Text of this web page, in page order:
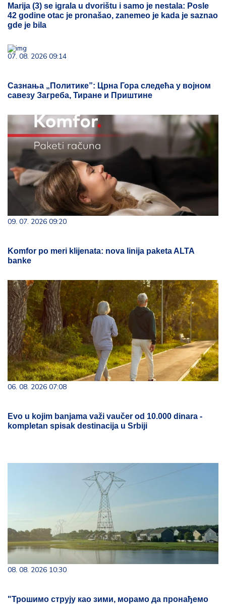
Marija (3) se igrala u dvorištu i samo je nestala: Posle
42 godine otac je pronašao, zanemeo je kada je saznao
gde je bila
07. 08. 2026 09:14
Сазнања „Политике”: Црна Гора следећа у војном
савезу Загреба, Тиране и Приштине
09. 07. 2026 09:20
Komfor po meri klijenata: nova linija paketa ALTA
banke
06. 08. 2026 07:08
Evo u kojim banjama važi vaučer od 10.000 dinara -
kompletan spisak destinacija u Srbiji
08. 08. 2026 10:30
"Трошимо струју као зими, морамо да пронађемо